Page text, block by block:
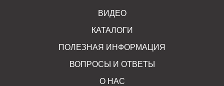
ВИДЕО
КАТАЛОГИ
ПОЛЕЗНАЯ ИНФОРМАЦИЯ
ВОПРОСЫ И ОТВЕТЫ
О НАС